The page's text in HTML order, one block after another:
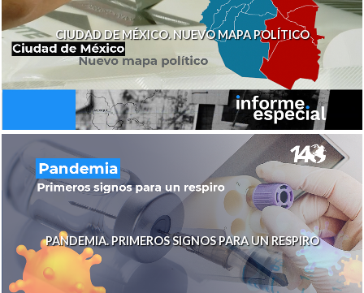
CIUDAD DE MÉXICO. NUEVO MAPA POLÍTICO
PANDEMIA. PRIMEROS SIGNOS PARA UN RESPIRO